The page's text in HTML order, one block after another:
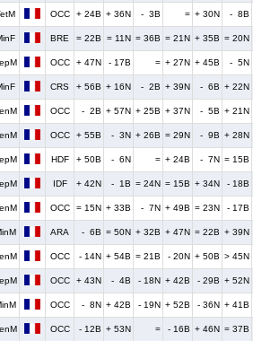
OCC + 24B + 36N - 3B = + 30N - 8B
BRE = 22B = 11N = 36B = 21N + 35B = 20N
OCC + 47N - 17B = + 27N + 45B - 5N
CRS + 56B + 16N - 2B + 39N - 6B + 22N
OCC - 2B + 57N + 25B + 37N - 5B + 21N
OCC + 55B - 3N + 26B = 29N - 9B + 28N
HDF + 50B - 6N = + 24B - 7N = 15B
IDF + 42N - 1B = 24N = 15B + 34N - 18B
OCC = 15N + 33B - 7N + 49B = 23N - 17B
ARA - 6B = 50N + 32B + 47N = 22B + 39N
OCC - 14N + 54B = 21B - 20N + 50B > 45N
OCC + 43N - 4B - 18N + 42B - 29B + 52N
OCC - 8N + 42B - 19N + 52B - 36N + 41B
OCC - 12B + 53N = - 16B + 46N = 37B